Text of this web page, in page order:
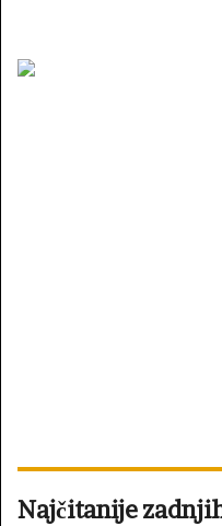
Najčitanije